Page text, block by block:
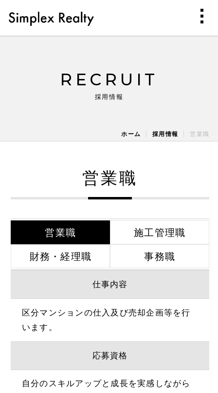
RECRUIT
採用情報
ホーム 採用情報 営業職
営業職
営業職 施工管理職
財務・経理職 事務職
仕事内容
区分マンションの仕入及び売却企画等を行
います。
応募資格
自分のスキルアップと成長を実感しながら